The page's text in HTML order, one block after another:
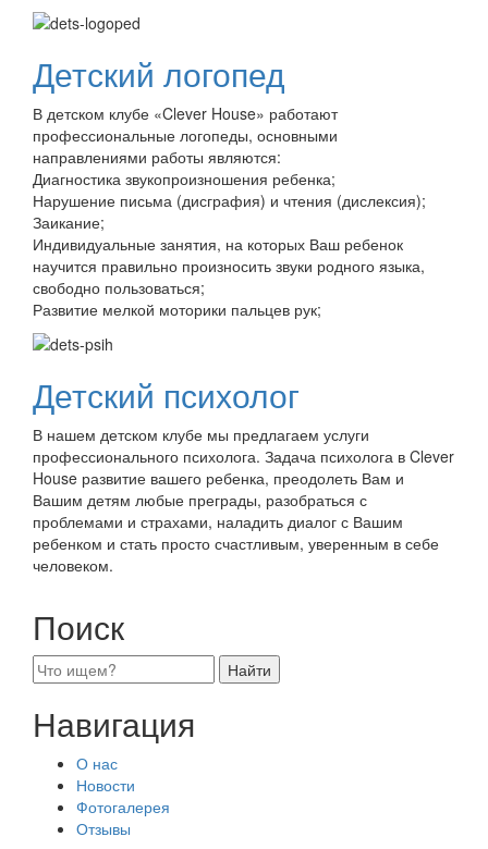
Детский логопед
В детском клубе «Clever House» работают
профессиональные логопеды, основными
направлениями работы являются:
Диагностика звукопроизношения ребенка;
Нарушение письма (дисграфия) и чтения (дислексия);
Заикание;
Индивидуальные занятия, на которых Ваш ребенок
научится правильно произносить звуки родного языка,
свободно пользоваться;
Развитие мелкой моторики пальцев рук;
Детский психолог
В нашем детском клубе мы предлагаем услуги
профессионального психолога. Задача психолога в Clever
House развитие вашего ребенка, преодолеть Вам и
Вашим детям любые преграды, разобраться с
проблемами и страхами, наладить диалог с Вашим
ребенком и стать просто счастливым, уверенным в себе
человеком.
Поиск
Навигация
О нас
Новости
Фотогалерея
Отзывы